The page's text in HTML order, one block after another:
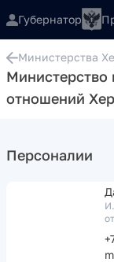
Губернатор
Министерства
отношений
Персоналии